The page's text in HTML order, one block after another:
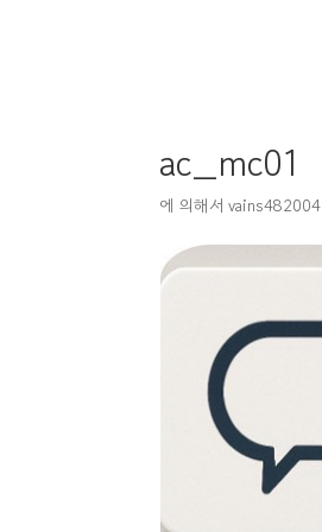
ac_mc01
에 의해서vains482004